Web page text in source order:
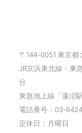
〒144-0051 東京都
JR京浜東北線・東
分
東急池上線「蓮沼
電話番号：03-
定休日：月曜日